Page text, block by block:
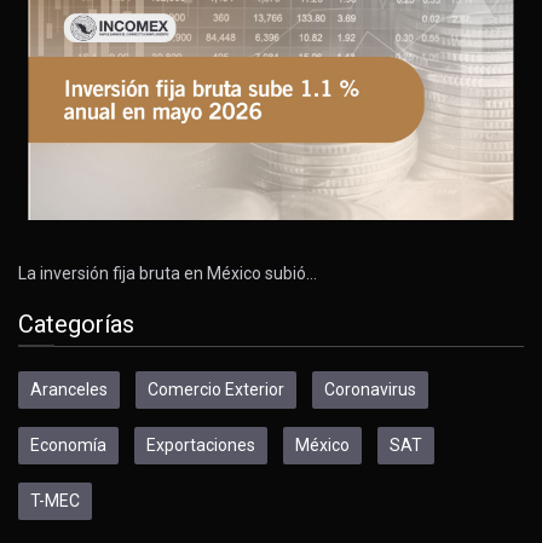
La inversión fija bruta en México subió…
Categorías
Aranceles Comercio Exterior Coronavirus
Economía Exportaciones México SAT
T-MEC